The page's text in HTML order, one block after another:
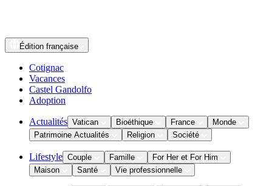
Édition française
Cotignac
Vacances
Castel Gandolfo
Adoption
Actualités Vatican Bioéthique France
Monde
Patrimoine Actualités
Religion Société
Lifestyle Couple Famille
For Her et For Him
Maison
Santé Vie professionnelle